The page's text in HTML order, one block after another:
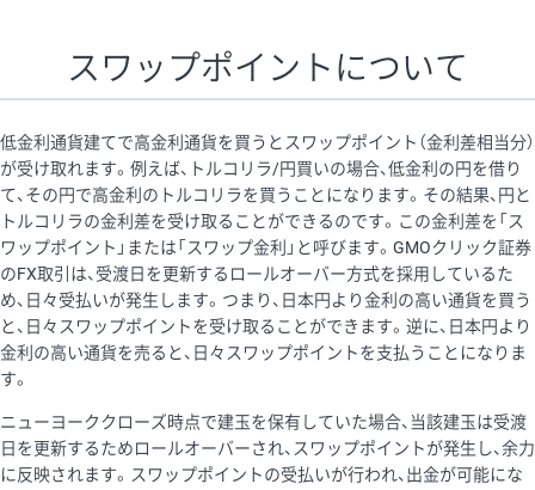
スワップポイントについて
低金利通貨建てで高金利通貨を買うとスワップポイント（金利差相当分）
が受け取れます。例えば、トルコリラ/円買いの場合、低金利の円を借り
て、その円で高金利のトルコリラを買うことになります。その結果、円と
トルコリラの金利差を受け取ることができるのです。この金利差を「ス
ワップポイント」または「スワップ金利」と呼びます。GMOクリック証券
のFX取引は、受渡日を更新するロールオーバー方式を採用しているた
め、日々受払いが発生します。つまり、日本円より金利の高い通貨を買う
と、日々スワップポイントを受け取ることができます。逆に、日本円より
金利の高い通貨を売ると、日々スワップポイントを支払うことになりま
す。
ニューヨーククローズ時点で建玉を保有していた場合、当該建玉は受渡
日を更新するためロールオーバーされ、スワップポイントが発生し、余力
に反映されます。スワップポイントの受払いが行われ、出金が可能にな